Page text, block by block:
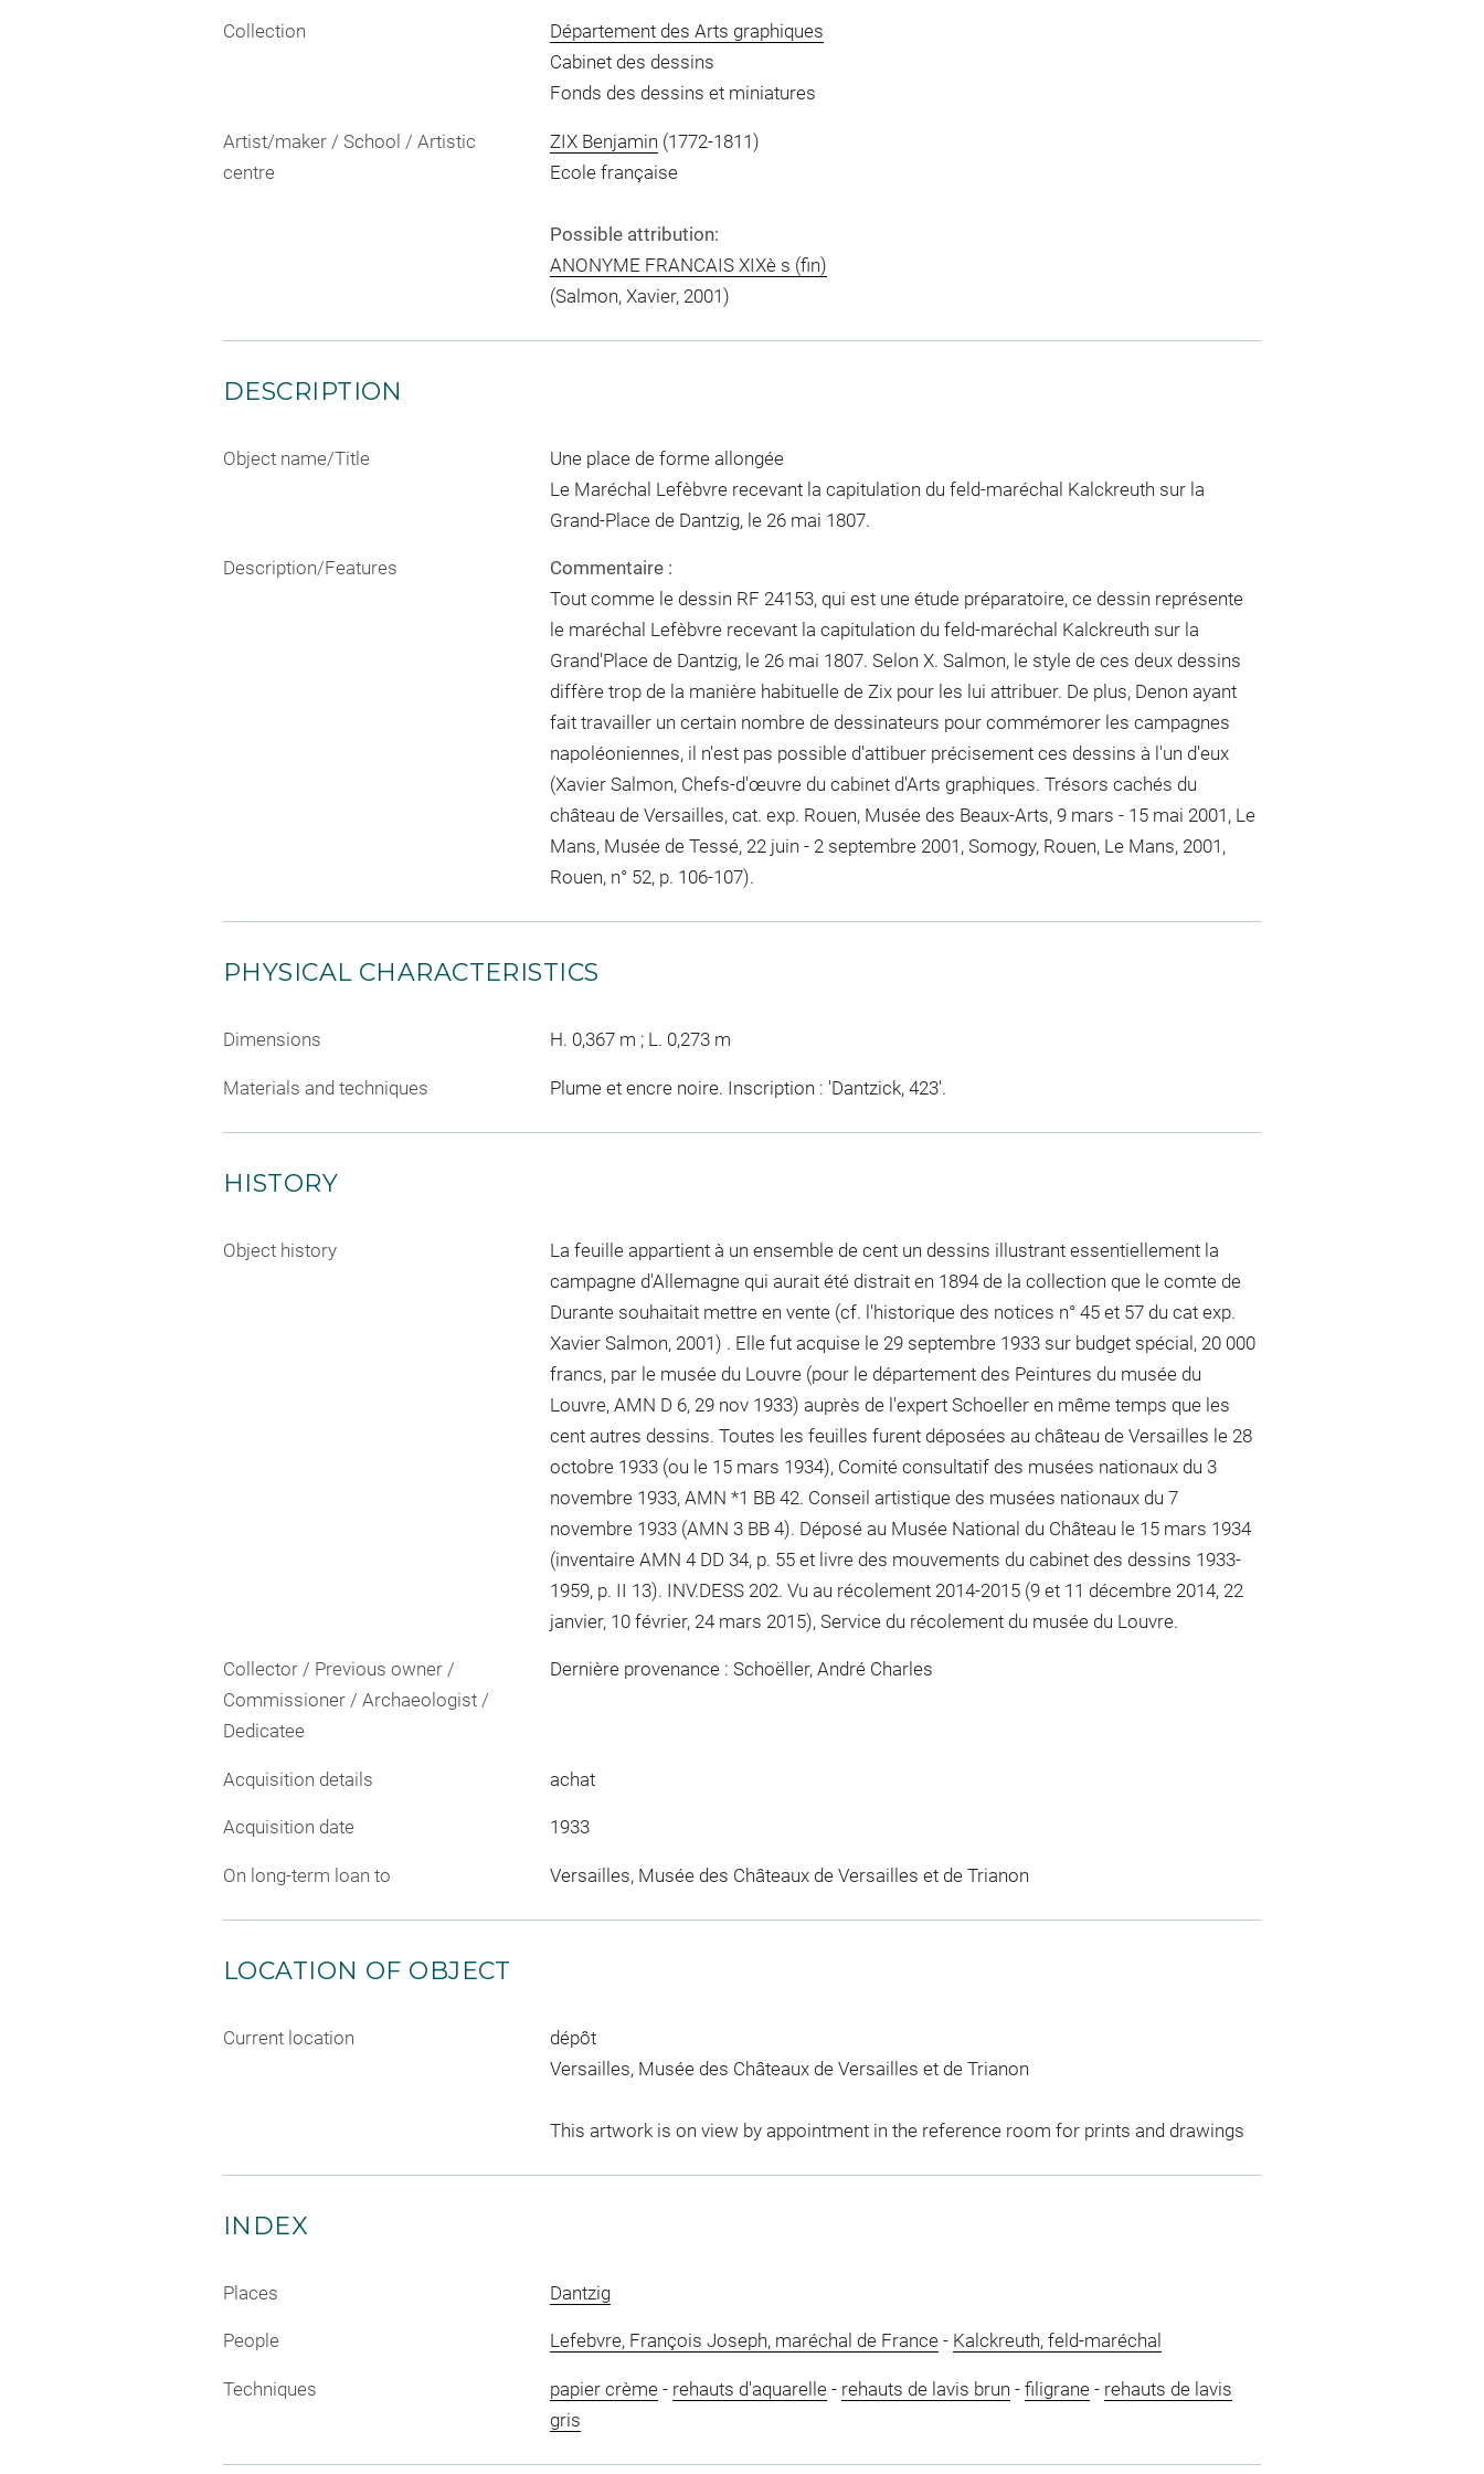
Collection
Département des Arts graphiques
Cabinet des dessins
Fonds des dessins et miniatures
Artist/maker / School / Artistic
centre
ZIX Benjamin (1772-1811)
Ecole française
Possible attribution:
ANONYME FRANCAIS XIXè s (fin)
(Salmon, Xavier, 2001)
DESCRIPTION
Object name/Title
Une place de forme allongée
Le Maréchal Lefèbvre recevant la capitulation du feld-maréchal Kalckreuth sur la
Grand-Place de Dantzig, le 26 mai 1807.
Description/Features
Commentaire :
Tout comme le dessin RF 24153, qui est une étude préparatoire, ce dessin représente
le maréchal Lefèbvre recevant la capitulation du feld-maréchal Kalckreuth sur la
Grand'Place de Dantzig, le 26 mai 1807. Selon X. Salmon, le style de ces deux dessins
diffère trop de la manière habituelle de Zix pour les lui attribuer. De plus, Denon ayant
fait travailler un certain nombre de dessinateurs pour commémorer les campagnes
napoléoniennes, il n'est pas possible d'attibuer précisement ces dessins à l'un d'eux
(Xavier Salmon, Chefs-d'œuvre du cabinet d'Arts graphiques. Trésors cachés du
château de Versailles, cat. exp. Rouen, Musée des Beaux-Arts, 9 mars - 15 mai 2001, Le
Mans, Musée de Tessé, 22 juin - 2 septembre 2001, Somogy, Rouen, Le Mans, 2001,
Rouen, n° 52, p. 106-107).
PHYSICAL CHARACTERISTICS
Dimensions H. 0,367 m ; L. 0,273 m
Materials and techniques Plume et encre noire. Inscription : 'Dantzick, 423'.
HISTORY
Object history
La feuille appartient à un ensemble de cent un dessins illustrant essentiellement la
campagne d'Allemagne qui aurait été distrait en 1894 de la collection que le comte de
Durante souhaitait mettre en vente (cf. l'historique des notices n° 45 et 57 du cat exp.
Xavier Salmon, 2001) . Elle fut acquise le 29 septembre 1933 sur budget spécial, 20 000
francs, par le musée du Louvre (pour le département des Peintures du musée du
Louvre, AMN D 6, 29 nov 1933) auprès de l'expert Schoeller en même temps que les
cent autres dessins. Toutes les feuilles furent déposées au château de Versailles le 28
octobre 1933 (ou le 15 mars 1934), Comité consultatif des musées nationaux du 3
novembre 1933, AMN *1 BB 42. Conseil artistique des musées nationaux du 7
novembre 1933 (AMN 3 BB 4). Déposé au Musée National du Château le 15 mars 1934
(inventaire AMN 4 DD 34, p. 55 et livre des mouvements du cabinet des dessins 1933-
1959, p. II 13). INV.DESS 202. Vu au récolement 2014-2015 (9 et 11 décembre 2014, 22
janvier, 10 février, 24 mars 2015), Service du récolement du musée du Louvre.
Collector / Previous owner /
Commissioner / Archaeologist /
Dedicatee
Dernière provenance : Schoëller, André Charles
Acquisition details achat
Acquisition date 1933
On long-term loan to Versailles, Musée des Châteaux de Versailles et de Trianon
LOCATION OF OBJECT
Current location
dépôt
Versailles, Musée des Châteaux de Versailles et de Trianon
This artwork is on view by appointment in the reference room for prints and drawings
INDEX
Places Dantzig
People Lefebvre, François Joseph, maréchal de France- Kalckreuth, feld-maréchal
Techniques papier crème- rehauts d'aquarelle- rehauts de lavis brun - filigrane- rehauts de lavis
gris